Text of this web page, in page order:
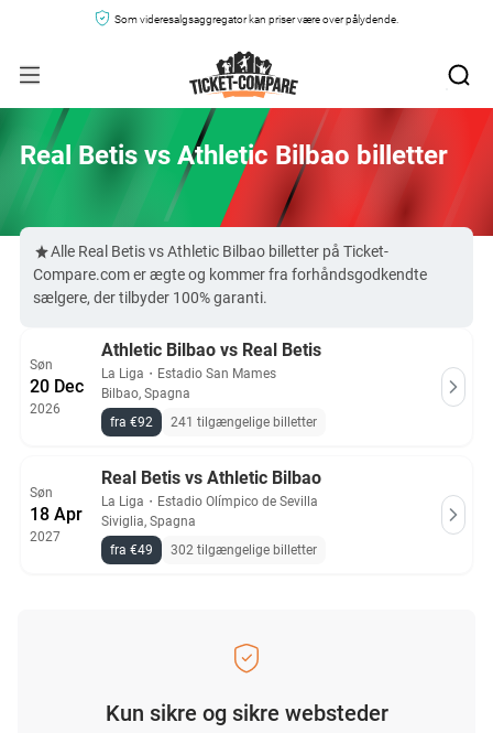
Som videresalgsaggregator kan priser være over pålydende.
Real Betis vs Athletic Bilbao billetter
Alle Real Betis vs Athletic Bilbao billetter på Ticket-
Compare.com er ægte og kommer fra forhåndsgodkendte
sælgere, der tilbyder 100% garanti.
Søn
20 Dec
2026
Athletic Bilbao vs Real Betis
La Liga ・ Estadio San Mames
Bilbao, Spagna
fra €92
241 tilgængelige billetter
Søn
18 Apr
2027
Real Betis vs Athletic Bilbao
La Liga ・ Estadio Olímpico de Sevilla
Siviglia, Spagna
fra €49
302 tilgængelige billetter
Kun sikre og sikre websteder